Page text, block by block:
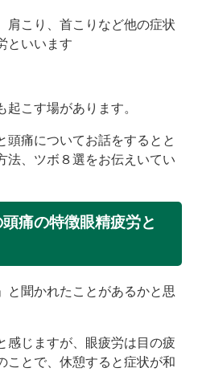
肩こり、首こりなど他の症状
といいます
こす場があります。
頭痛についてお話をするとと
法、ツボ８選をお伝えいてい
痛の特徴眼精疲労と
と聞かれたことがあるかと思
感じますが、眼疲労は目の疲
ことで、休憩すると症状が和